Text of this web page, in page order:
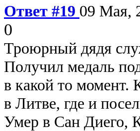
Ответ #19 09 Мая,
0
Троюрный дядя
Получил медаль
в какой то момент.
в Литве, где и
Умер в Сан Диего,